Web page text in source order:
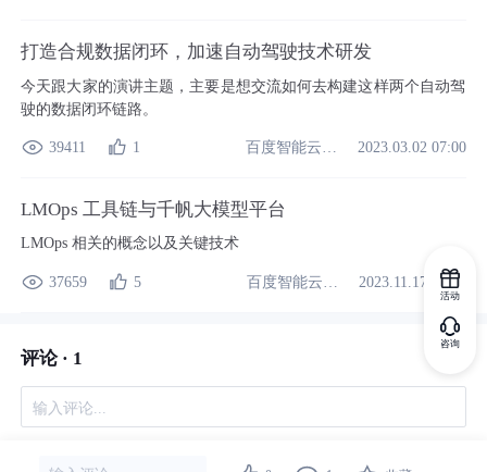
打造合规数据闭环，加速自动驾驶技术研发
今天跟大家的演讲主题，主要是想交流如何去构建这样两个自动驾
驶的数据闭环链路。
39411 1 2023.03.02 07:00
LMOps 工具链与千帆大模型平台
LMOps 相关的概念以及关键技术
37659 5 2023.11.17 07:49
评论 · 1
输入评论...
活动
咨询